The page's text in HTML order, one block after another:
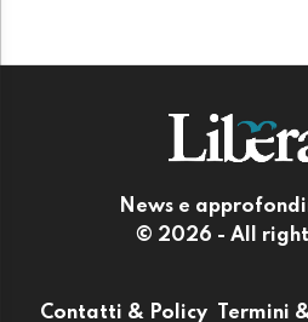
News e
© 2026 - All
Contatti & Policy Termini